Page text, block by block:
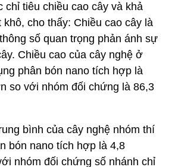
chỉ tiêu chiều cao cây và khả
khô, cho thấy: Chiều cao cây là
số quan trọng phản ánh sự
Chiều cao của cây nghệ ở
phân bón nano tích hợp là
so với nhóm đối chứng là 86,3
bình của cây nghệ nhóm thí
bón nano tích hợp là 4,8
nhóm đối chứng số nhánh chỉ